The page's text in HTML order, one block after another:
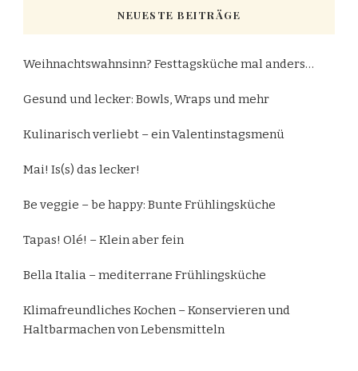
NEUESTE BEITRÄGE
Weihnachtswahnsinn? Festtagsküche mal anders…
Gesund und lecker: Bowls, Wraps und mehr
Kulinarisch verliebt – ein Valentinstagsmenü
Mai! Is(s) das lecker!
Be veggie – be happy: Bunte Frühlingsküche
Tapas! Olé! – Klein aber fein
Bella Italia – mediterrane Frühlingsküche
Klimafreundliches Kochen – Konservieren und
Haltbarmachen von Lebensmitteln